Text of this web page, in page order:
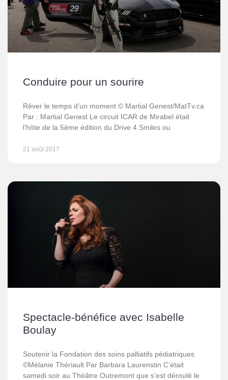
Conduire pour un sourire
Rêver le temps d’un moment © Martial Genest/MatTv.ca
Par : Martial Genest Le circuit ICAR de Mirabel était
l’hôte de la 5ème édition du Drive 4 Smiles ou
21 août 2017
Spectacle-bénéfice avec Isabelle
Boulay
Soutenir la Fondation des soins palliatifs pédiatriques
©Mélanie Thériault Par Barbara Laurenstin C’était
samedi soir au Théâtre Outremont que s’est déroulé le